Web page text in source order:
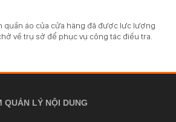
quần áo của cửa hàng đã được lực lượng
về trụ sở để phục vụ công tác điều tra.
QUẢN LÝ NỘI DUNG